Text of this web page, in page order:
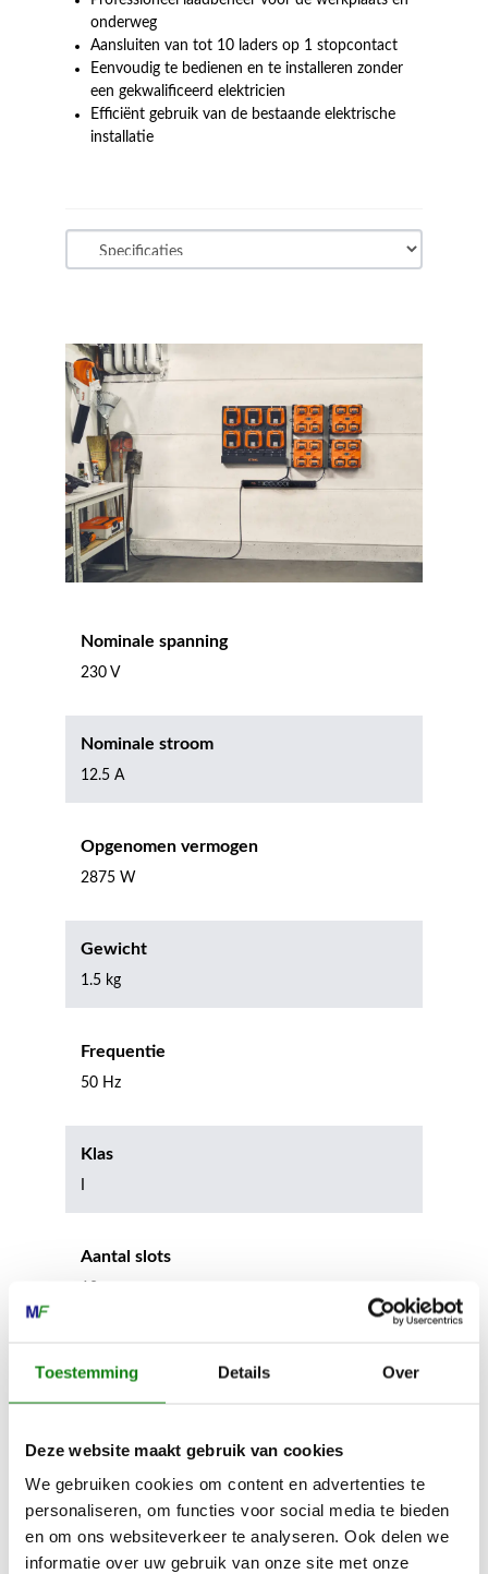
Toestemming Details Over
Deze website maakt gebruik van cookies
We gebruiken cookies om content en advertenties te
personaliseren, om functies voor social media te bieden
en om ons websiteverkeer te analyseren. Ook delen we
informatie over uw gebruik van onze site met onze
onderweg
Aansluiten van tot 10 laders op 1 stopcontact
Eenvoudig te bedienen en te installeren zonder
een gekwalificeerd elektricien
Efficiënt gebruik van de bestaande elektrische
installatie
Nominale spanning
230 V
Nominale stroom
12.5 A
Opgenomen vermogen
2875 W
Gewicht
1.5 kg
Frequentie
50 Hz
Klas
Aantal slots
Breedte van het apparaat
74 mm
Hoogte